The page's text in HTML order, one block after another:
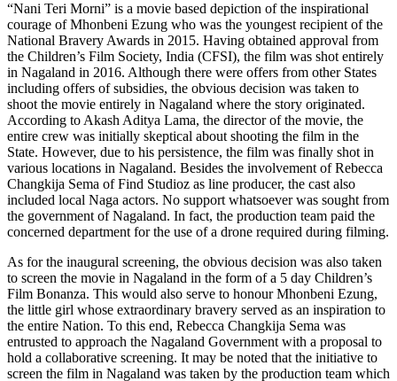
“Nani Teri Morni” is a movie based depiction of the inspirational
courage of Mhonbeni Ezung who was the youngest recipient of the
National Bravery Awards in 2015. Having obtained approval from
the Children’s Film Society, India (CFSI), the film was shot entirely
in Nagaland in 2016. Although there were offers from other States
including offers of subsidies, the obvious decision was taken to
shoot the movie entirely in Nagaland where the story originated.
According to Akash Aditya Lama, the director of the movie, the
entire crew was initially skeptical about shooting the film in the
State. However, due to his persistence, the film was finally shot in
various locations in Nagaland. Besides the involvement of Rebecca
Changkija Sema of Find Studioz as line producer, the cast also
included local Naga actors. No support whatsoever was sought from
the government of Nagaland. In fact, the production team paid the
concerned department for the use of a drone required during filming.
As for the inaugural screening, the obvious decision was also taken
to screen the movie in Nagaland in the form of a 5 day Children’s
Film Bonanza. This would also serve to honour Mhonbeni Ezung,
the little girl whose extraordinary bravery served as an inspiration to
the entire Nation. To this end, Rebecca Changkija Sema was
entrusted to approach the Nagaland Government with a proposal to
hold a collaborative screening. It may be noted that the initiative to
screen the film in Nagaland was taken by the production team which